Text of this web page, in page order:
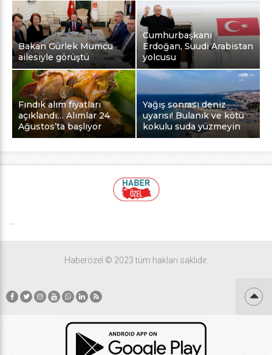
Bakan Gürlek Mumcu
ailesiyle görüştü
Cumhurbaşkanı
Erdoğan, Suudi Arabistan
yolcusu
Fındık alım fiyatları
açıklandı… Alımlar 24
Ağustos’ta başlıyor
Yağış sonrası deniz
uyarısı! Bulanık ve kötü
kokulu suda yüzmeyin
Haberözel © 2023 tüm hakları saklıdır.